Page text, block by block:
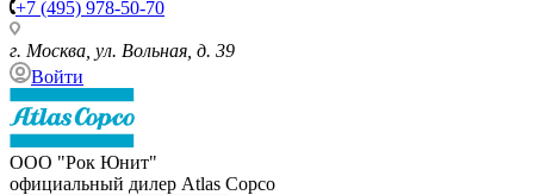
+7 (495) 978-50-70
г. Москва, ул. Вольная, д. 39
Войти
ООО "Рок Юнит"
официальный дилер Atlas Copco